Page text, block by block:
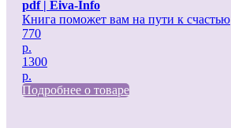
pdf | Eiva-Info
Книга поможет вам на пути к счастью
770
р.
1300
р.
Подробнее о товаре